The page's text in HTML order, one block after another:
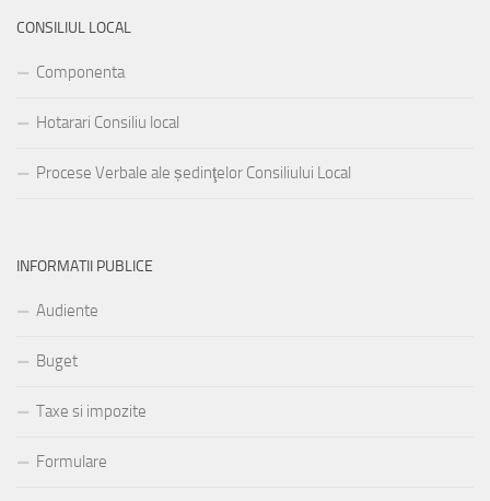
CONSILIUL LOCAL
Componenta
Hotarari Consiliu local
Procese Verbale ale ședinţelor Consiliului Local
INFORMATII PUBLICE
Audiente
Buget
Taxe si impozite
Formulare